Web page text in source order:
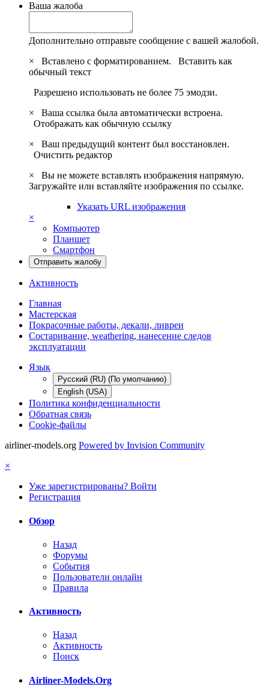
Ваша жалоба
Дополнительно отправьте сообщение с вашей жалобой.
×
Вставлено с форматированием. Вставить как
обычный текст
Разрешено использовать не более 75 эмодзи.
×
Ваша ссылка была автоматически встроена.
Отображать как обычную ссылку
×
Ваш предыдущий контент был восстановлен.
Очистить редактор
×
Вы не можете вставлять изображения напрямую.
Загружайте или вставляйте изображения по ссылке.
Указать URL изображения
×
Компьютер
Планшет
Смартфон
Отправить жалобу
Активность
Главная
Мастерская
Покрасочные работы, декали, ливреи
Состаривание, weathering, нанесение следов
эксплуатации
Язык
Русский (RU) (По умолчанию)
English (USA)
Политика конфиденциальности
Обратная связь
Cookie-файлы
airliner-models.org Powered by Invision Community
×
Уже зарегистрированы? Войти
Регистрация
Обзор
Назад
Форумы
События
Пользователи онлайн
Правила
Активность
Назад
Активность
Поиск
Airliner-Models.Org